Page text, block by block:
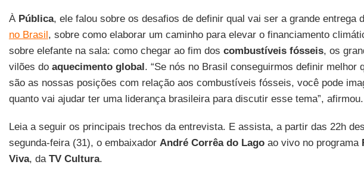
À Pública, ele falou sobre os desafios de definir qual vai ser a grande entrega
no Brasil, sobre como elaborar um caminho para elevar o financiamento
sobre elefante na sala: como chegar ao fim dos combustíveis fósseis, os
vilões do aquecimento global. “Se nós no Brasil conseguirmos definir melhor
são as nossas posições com relação aos combustíveis fósseis, você pode
quanto vai ajudar ter uma liderança brasileira para discutir esse tema”, afirmou.
Leia a seguir os principais trechos da entrevista. E assista, a partir das 22h
segunda-feira (31), o embaixador André Corrêa do Lagoao vivo no programa
Viva, da TV Cultura.